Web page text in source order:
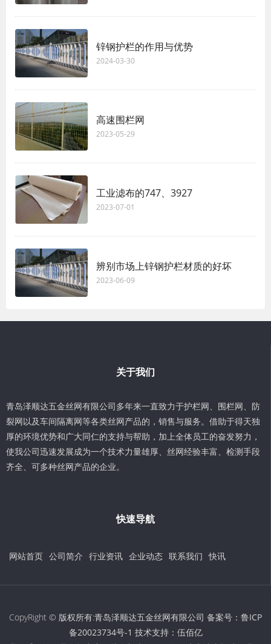
锌钢护栏的作用与优势
2024-03-30
高速围栏网
2023-05-29
工业滤布的747、3927
2023-07-01
辨别市场上锌钢护栏材质的好坏
2023-06-09
关于我们
青岛泽顺达五金丝网有限公司多年来一直致力于护栏网、围栏网、防
裂网以及车间隔离网等各类丝网产品的，销售与服务。借助于得天独
厚的环境优势和广大同仁的支持与帮助，加上全体员工的奋发努力，
使我公司迅速发展成为一个技术力量雄厚、丝网经验丰富、检测手段
齐全、可多种丝网产品的企业。
快速导航
网站首页 公司简介 行业资讯 企业动态 联系我们 快讯
CopyRight © 版权所有:青岛泽顺达五金丝网有限公司 备案号： 鲁ICP
备20023734号-1 技术支持： 伍佰亿